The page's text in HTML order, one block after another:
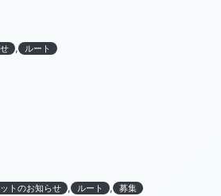
, ルート
トのお知らせ , ルート , 募集